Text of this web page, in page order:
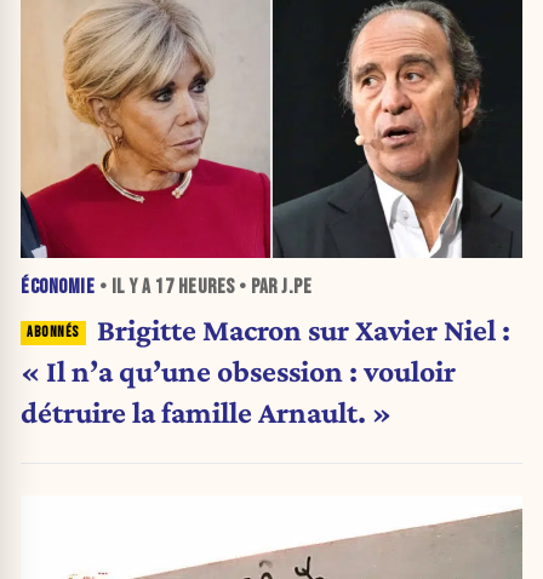
ÉCONOMIE • IL Y A 17 HEURES• PAR J.PE
Brigitte Macron sur Xavier Niel :
« Il n’a qu’une obsession : vouloir
détruire la famille Arnault. »